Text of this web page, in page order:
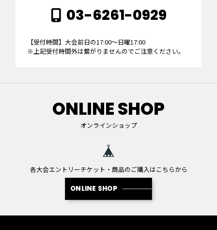
03-6261-0929
【受付時間】大会前日の17:00～日曜17:00
※上記受付時間外は繋がりませんのでご注意ください。
ONLINE SHOP
オンラインショップ
各大会エントリーチケット・商品のご購入はこちらから
ONLINE SHOP